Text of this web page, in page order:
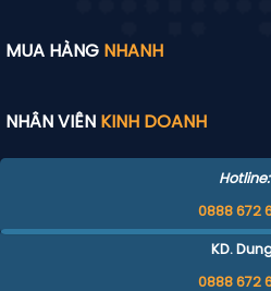
MUA HÀNG NHANH
NHÂN VIÊN KINH DOANH
Hotline:
0888 672
KD.
0888 672